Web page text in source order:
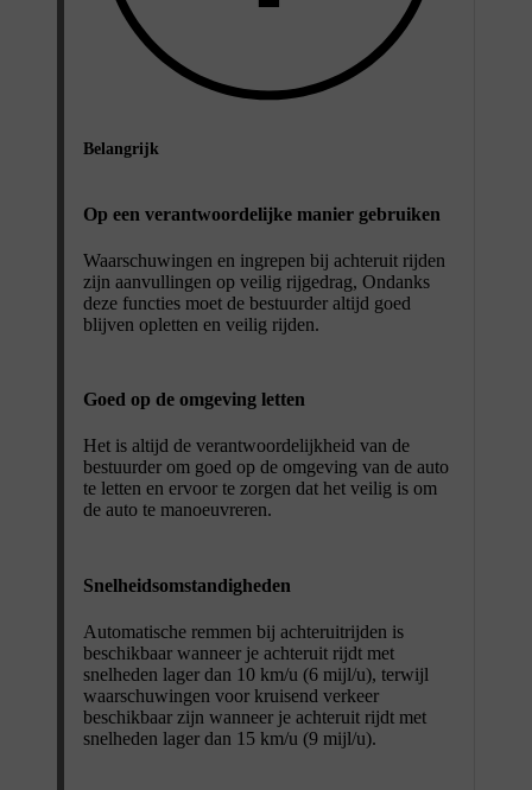
Belangrijk
Op een verantwoordelijke manier gebruiken
Waarschuwingen en ingrepen bij achteruit rijden
zijn aanvullingen op veilig rijgedrag, Ondanks
deze functies moet de bestuurder altijd goed
blijven opletten en veilig rijden.
Goed op de omgeving letten
Het is altijd de verantwoordelijkheid van de
bestuurder om goed op de omgeving van de auto
te letten en ervoor te zorgen dat het veilig is om
de auto te manoeuvreren.
Snelheidsomstandigheden
Automatische remmen bij achteruitrijden is
beschikbaar wanneer je achteruit rijdt met
snelheden lager dan 10 km/u (6 mijl/u), terwijl
waarschuwingen voor kruisend verkeer
beschikbaar zijn wanneer je achteruit rijdt met
snelheden lager dan 15 km/u (9 mijl/u).